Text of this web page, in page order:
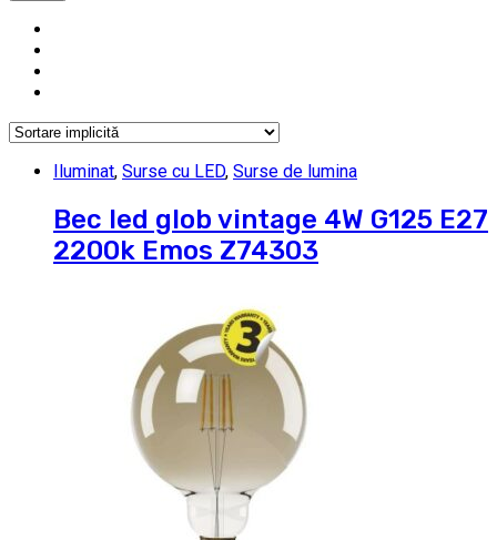
Iluminat, Surse cu LED, Surse de lumina
Bec led glob vintage 4W G125 E27
2200k Emos Z74303